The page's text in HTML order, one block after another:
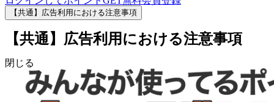
【共通】広告利用における注意事項
【共通】広告利用における注意事項
閉じる